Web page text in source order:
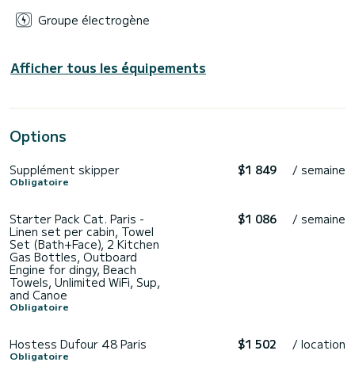
Groupe électrogène
Afficher tous les équipements
Options
Supplément skipper
Obligatoire
$1 849 / semaine
Starter Pack Cat. Paris -
Linen set per cabin, Towel
Set (Bath+Face), 2 Kitchen
Gas Bottles, Outboard
Engine for dingy, Beach
Towels, Unlimited WiFi, Sup,
and Canoe
Obligatoire
$1 086 / semaine
Hostess Dufour 48 Paris
Obligatoire
$1 502 / location